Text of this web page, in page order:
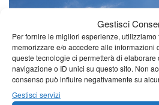
Gestisci
Per fornire le migliori esperienze,
memorizzare e/o accedere alle informazioni
queste tecnologie ci permetterà di
navigazione o ID unici su questo sito. Non
consenso può influire negativamente su
Gestisci servizi
Sole e
al di sopra
Leggi tutto…
Giovedì